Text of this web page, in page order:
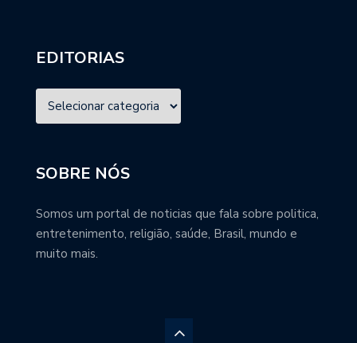
EDITORIAS
SOBRE NÓS
Somos um portal de noticias que fala sobre politica,
entretenimento, religião, saúde, Brasil, mundo e
muito mais.